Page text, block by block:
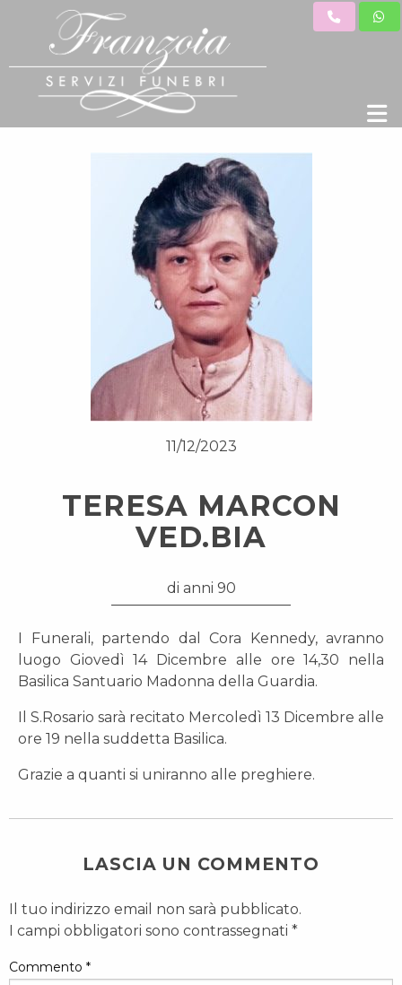
11/12/2023
TERESA MARCON
VED.BIA
di anni 90
I Funerali, partendo dal Cora Kennedy, avranno
luogo Giovedì 14 Dicembre alle ore 14,30 nella
Basilica Santuario Madonna della Guardia.
Il S.Rosario sarà recitato Mercoledì 13 Dicembre alle
ore 19 nella suddetta Basilica.
Grazie a quanti si uniranno alle preghiere.
LASCIA UN COMMENTO
Il tuo indirizzo email non sarà pubblicato.
I campi obbligatori sono contrassegnati *
Commento *